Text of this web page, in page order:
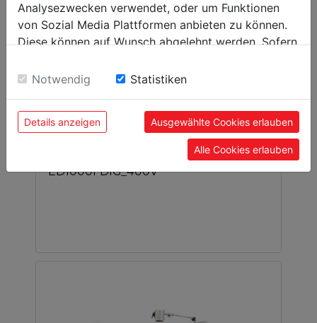
ED1000FDIG_400V
Analysezwecken verwendet, oder um Funktionen
von Sozial Media Plattformen anbieten zu können.
Diese können auf Wunsch abgelehnt werden. Sofern
Einwilligung zu unseren Cookies.
Notwendig Statistiken
Details anzeigen Ausgewählte Cookies erlauben
Alle Cookies erlauben